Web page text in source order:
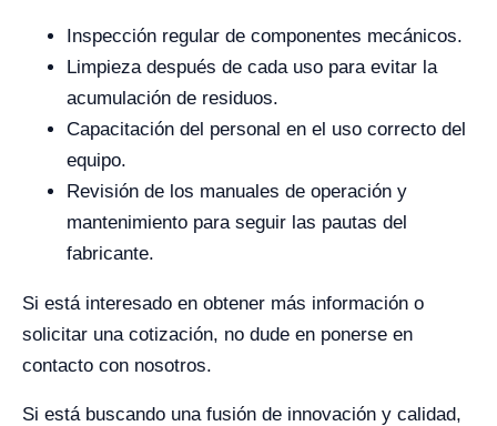
Inspección regular de componentes mecánicos.
Limpieza después de cada uso para evitar la
acumulación de residuos.
Capacitación del personal en el uso correcto del
equipo.
Revisión de los manuales de operación y
mantenimiento para seguir las pautas del
fabricante.
Si está interesado en obtener más información o
solicitar una cotización, no dude en ponerse en
contacto con nosotros.
Si está buscando una fusión de innovación y calidad,